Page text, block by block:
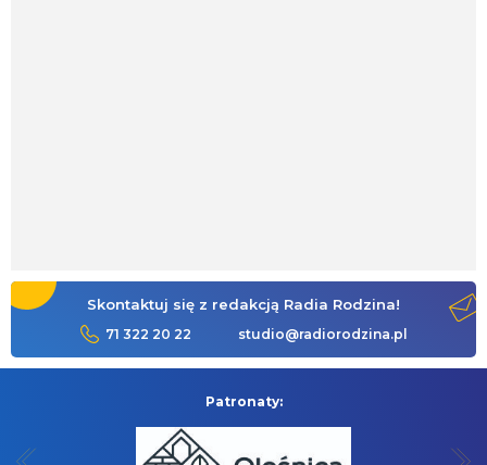
Skontaktuj się z redakcją Radia Rodzina!
71 322 20 22 studio@radiorodzina.pl
Patronaty: